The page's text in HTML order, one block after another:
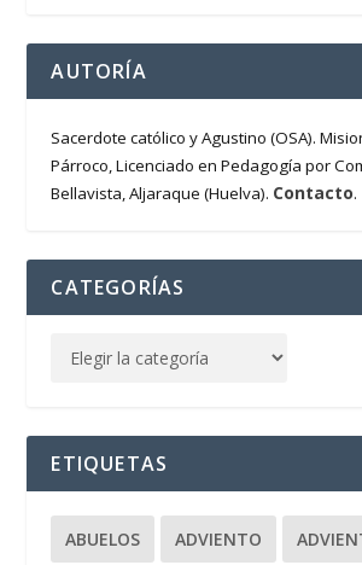
AUTORÍA
Sacerdote católico y Agustino (OSA).
Párroco, Licenciado en Pedagogía por
Bellavista, Aljaraque (Huelva). Contacto.
CATEGORÍAS
ETIQUETAS
ABUELOS ADVIENTO